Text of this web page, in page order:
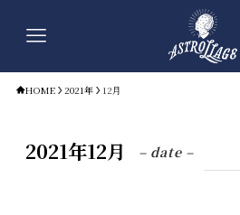
HOME 2021年 12月
2021年12月 – date –